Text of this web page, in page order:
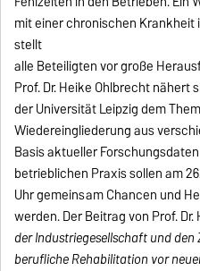
mit einer chronischen
stellt
alle Beteiligten vor große
Prof. Dr. Heike Ohlbrecht nähert
der Universität Leipzig dem
Wiedereingliederung aus
Basis aktueller
betrieblichen Praxis sollen am
Uhr gemeinsam Chancen und
werden. Der Beitrag von Prof.
der Industriegesellschaft und
berufliche Rehabilitation vor